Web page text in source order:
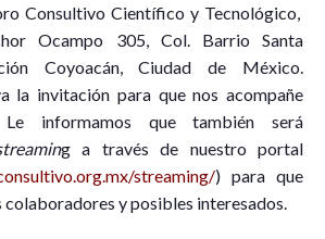
Consultivo Científico y Tecnológico,
Ocampo 305, Col. Barrio Santa
Coyoacán, Ciudad de México.
la invitación para que nos acompañe
informamos que también será
g a través de nuestro portal
streaming/) para que
colaboradores y posibles interesados.